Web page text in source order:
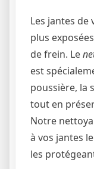
Les jantes de
plus
de frein. Le
est
poussière, la
tout en
Notre
à vos jantes
les